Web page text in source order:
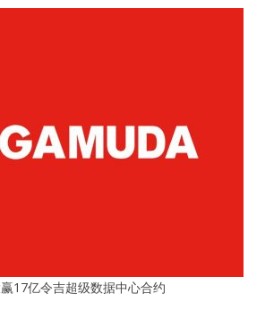
17亿令吉超级数据中心合约